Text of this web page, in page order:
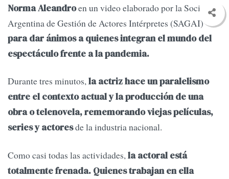
Norma Aleandroen un video elaborado por la Sociedad
Argentina de Gestión de Actores Intérpretes (SAGAI)
para dar ánimos a quienes integran el mundo del
espectáculo frente a la pandemia.
Durante tres minutos,la actriz hace un paralelismo
entre el contexto actual y la producción de una
obra o telenovela, rememorando viejas películas,
series y actoresde la industria nacional.
Como casi todas las actividades,la actoral está
totalmente frenada. Quienes trabajan en ella